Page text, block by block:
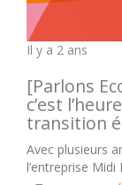
Il y a 2 ans
[Parlons
c’est
transition
Avec plusieurs
l’entreprise